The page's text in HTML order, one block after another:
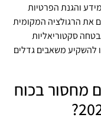
והגנת הפרטיות
את הרגולציה המקומית
סקטוריאליות
להשקיע משאבים גדלים
מחסור בכוח